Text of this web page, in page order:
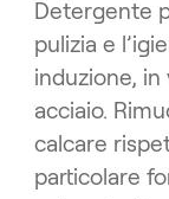
Detergente
pulizia e
induzione,
acciaio.
calcare
particolare